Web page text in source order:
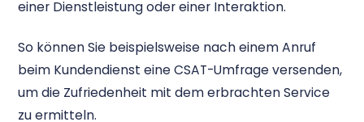
einer Dienstleistung oder einer Interaktion.
So können Sie beispielsweise nach einem Anruf
beim Kundendienst eine CSAT-Umfrage versenden,
um die Zufriedenheit mit dem erbrachten Service
zu ermitteln.